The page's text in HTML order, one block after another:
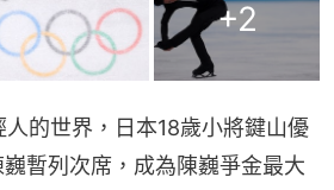
+2
的世界，日本18歲小將鍵山優
暫列次席，成為陳巍爭金最大